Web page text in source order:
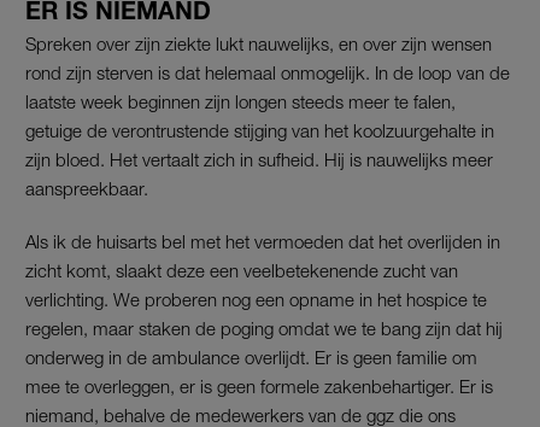
ER IS NIEMAND
Spreken over zijn ziekte lukt nauwelijks, en over zijn wensen
rond zijn sterven is dat helemaal onmogelijk. In de loop van de
laatste week beginnen zijn longen steeds meer te falen,
getuige de verontrustende stijging van het koolzuurgehalte in
zijn bloed. Het vertaalt zich in sufheid. Hij is nauwelijks meer
aanspreekbaar.
Als ik de huisarts bel met het vermoeden dat het overlijden in
zicht komt, slaakt deze een veelbetekenende zucht van
verlichting. We proberen nog een opname in het hospice te
regelen, maar staken de poging omdat we te bang zijn dat hij
onderweg in de ambulance overlijdt. Er is geen familie om
mee te overleggen, er is geen formele zakenbehartiger. Er is
niemand, behalve de medewerkers van de ggz die ons